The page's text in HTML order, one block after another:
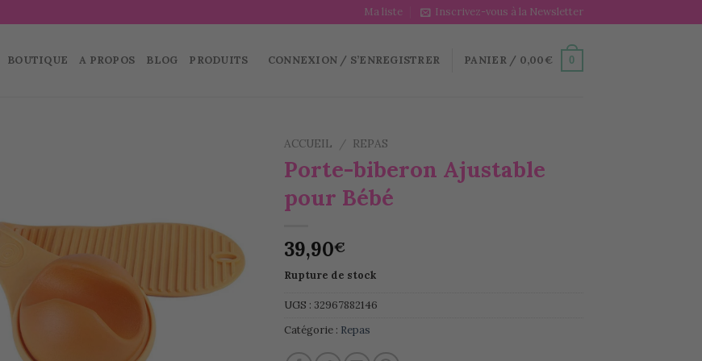
Ma liste Inscrivez-vous à la Newsletter
BOUTIQUE A PROPOS BLOG PRODUITS CONNEXION / S’ENREGISTRER PANIER / 0,00€ 0
ACCUEIL / REPAS
Porte-biberon Ajustable
pour Bébé
39,90€
Rupture de stock
UGS : 32967882146
Catégorie : Repas